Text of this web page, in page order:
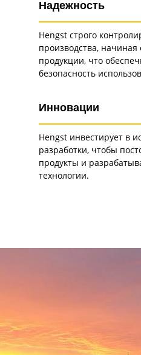
Надежность
Инновации
Hengst строго
производства, начиная
продукции, что
безопасность
Hengst инвестирует в
разработки, чтобы
продукты и
технологии.